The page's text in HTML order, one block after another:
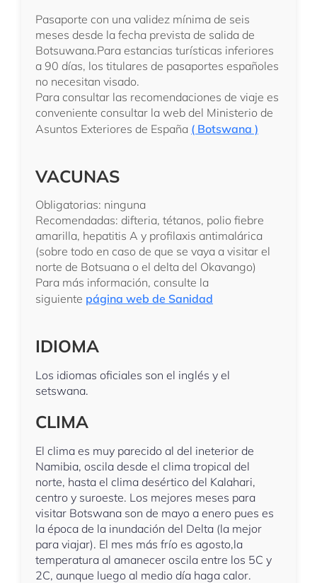
Pasaporte con una validez mínima de seis
meses desde la fecha prevista de salida de
Botsuwana.Para estancias turísticas inferiores
a 90 días, los titulares de pasaportes españoles
no necesitan visado.
Para consultar las recomendaciones de viaje es
conveniente consultar la web del Ministerio de
Asuntos Exteriores de España ( Botswana )
VACUNAS
Obligatorias: ninguna
Recomendadas: difteria, tétanos, polio fiebre
amarilla, hepatitis A y profilaxis antimalárica
(sobre todo en caso de que se vaya a visitar el
norte de Botsuana o el delta del Okavango)
Para más información, consulte la
siguiente página web de Sanidad
IDIOMA
Los idiomas oficiales son el inglés y el
setswana.
CLIMA
El clima es muy parecido al del ineterior de
Namibia, oscila desde el clima tropical del
norte, hasta el clima desértico del Kalahari,
centro y suroeste. Los mejores meses para
visitar Botswana son de mayo a enero pues es
la época de la inundación del Delta (la mejor
para viajar). El mes más frío es agosto,la
temperatura al amanecer oscila entre los 5C y
2C, aunque luego al medio día haga calor.